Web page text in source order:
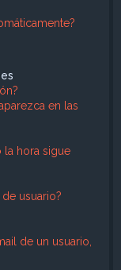
en las
la hora sigue
usuario?
de un usuario,